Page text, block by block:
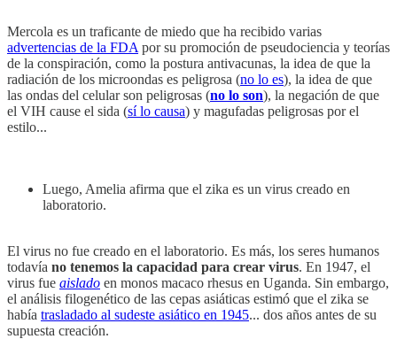
Mercola es un traficante de miedo que ha recibido varias
advertencias de la FDA por su promoción de pseudociencia y teorías
de la conspiración, como la postura antivacunas, la idea de que la
radiación de los microondas es peligrosa (no lo es), la idea de que
las ondas del celular son peligrosas (no lo son), la negación de que
el VIH cause el sida (sí lo causa) y magufadas peligrosas por el
estilo...
Luego, Amelia afirma que el zika es un virus creado en
laboratorio.
El virus no fue creado en el laboratorio. Es más, los seres humanos
todavía no tenemos la capacidad para crear virus. En 1947, el
virus fue aislado en monos macaco rhesus en Uganda. Sin embargo,
el análisis filogenético de las cepas asiáticas estimó que el zika se
había trasladado al sudeste asiático en 1945... dos años antes de su
supuesta creación.